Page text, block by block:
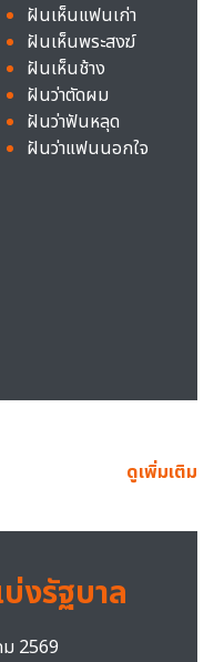
ฝันเห็นแฟนเก่า
ฝันเห็นพระสงฆ์
ฝันเห็นช้าง
ฝันว่าตัดผม
ฝันว่าฟันหลุด
ฝันว่าแฟนนอกใจ
ดูเพิ่มเติม
งรัฐบาล
ม 2569